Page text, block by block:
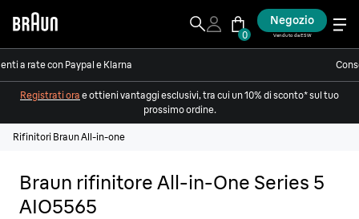
0
Negozio
Venduto da ESW
a rate con Paypal e Klarna
Registrati ora e ottieni vantaggi esclusivi, tra cui un 10% di sconto* sul tuo
prossimo ordine.
Rifinitori Braun All-in-one
Braun rifinitore All-in-One Series 5
AIO5565